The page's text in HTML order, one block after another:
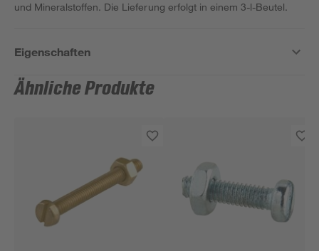
und Mineralstoffen. Die Lieferung erfolgt in einem 3-l-Beutel.
Eigenschaften
Ähnliche Produkte